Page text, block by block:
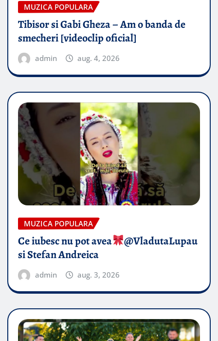
MUZICA POPULARA
Tibisor si Gabi Gheza – Am o banda de
smecheri [videoclip oficial]
admin aug. 4, 2026
MUZICA POPULARA
Ce iubesc nu pot avea
​@VladutaLupau
si Stefan Andreica
admin aug. 3, 2026